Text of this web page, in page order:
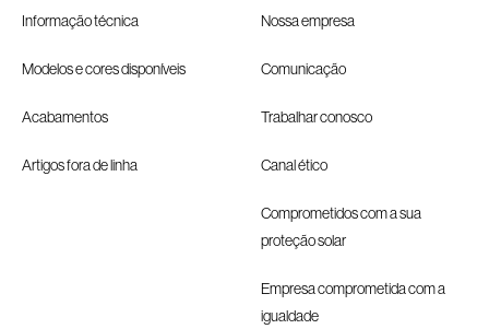
Informação técnica
Modelos e cores disponíveis
Acabamentos
Artigos fora de linha
Nossa empresa
Comunicação
Trabalhar conosco
Canal ético
Comprometidos com a sua
proteção solar
Empresa comprometida com a
igualdade